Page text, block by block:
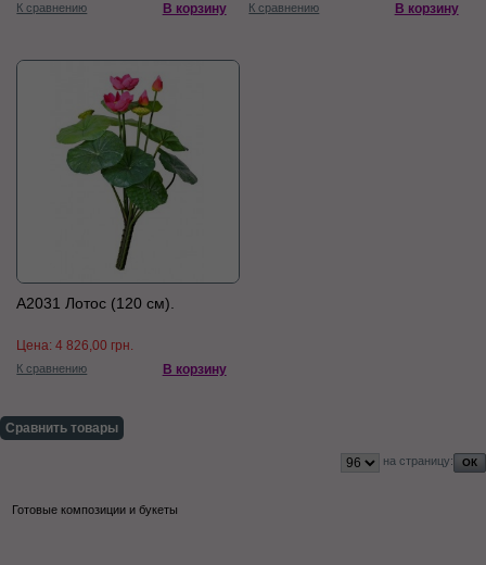
К сравнению В корзину К сравнению В корзину
А2031 Лотос (120 см).
Цена:4 826,00 грн.
К сравнению В корзину
Сравнить товары
на страницу:
Готовые композиции и букеты